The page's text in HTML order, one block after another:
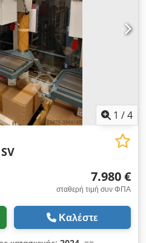
1 /4
7.980 €
σταθερή τιμή συν ΦΠΑ
Καλέστε